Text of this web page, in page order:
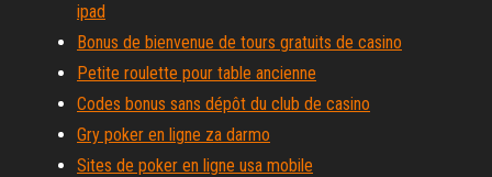
ipad
Bonus de bienvenue de tours gratuits de casino
Petite roulette pour table ancienne
Codes bonus sans dépôt du club de casino
Gry poker en ligne za darmo
Sites de poker en ligne usa mobile